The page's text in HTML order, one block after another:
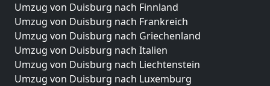
Umzug von Duisburg nach Finnland
Umzug von Duisburg nach Frankreich
Umzug von Duisburg nach Griechenland
Umzug von Duisburg nach Italien
Umzug von Duisburg nach Liechtenstein
Umzug von Duisburg nach Luxemburg